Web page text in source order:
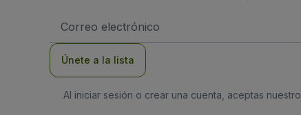
de
Únete a la lista
Al iniciar sesión o crear una cuenta, aceptas nuestro